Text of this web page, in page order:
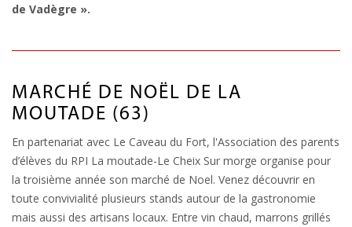
de Vadègre ».
MARCHÉ DE NOËL DE LA
MOUTADE (63)
En partenariat avec Le Caveau du Fort, l'Association des parents
d’élèves du RPI La moutade-Le Cheix Sur morge organise pour
la troisième année son marché de Noel. Venez découvrir en
toute convivialité plusieurs stands autour de la gastronomie
mais aussi des artisans locaux. Entre vin chaud, marrons grillés